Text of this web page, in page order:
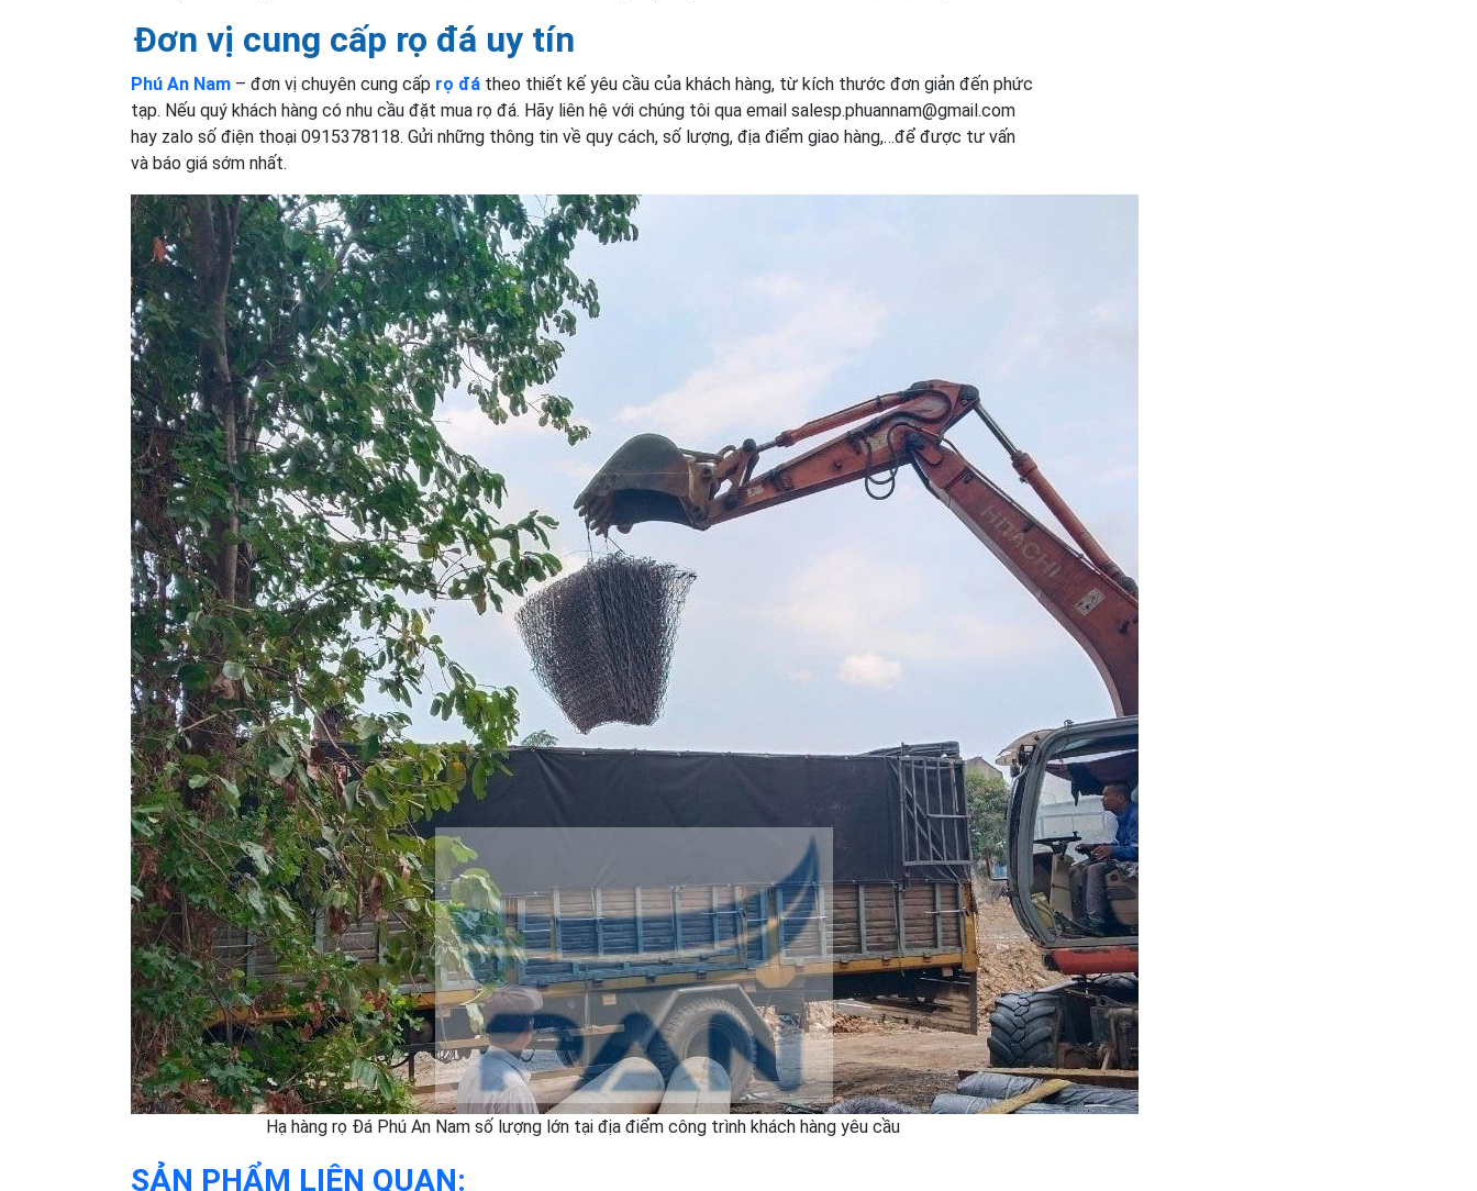
Đơn vị cung cấp rọ đá uy tín
Phú An Nam – đơn vị chuyên cung cấp rọ đá theo thiết kế yêu cầu của khách hàng, từ kích thước đơn giản đến phức
tạp. Nếu quý khách hàng có nhu cầu đặt mua rọ đá. Hãy liên hệ với chúng tôi qua email salesp.phuannam@gmail.com
hay zalo số điện thoại 0915378118. Gửi những thông tin về quy cách, số lượng, địa điểm giao hàng,…để được tư vấn
và báo giá sớm nhất.
Hạ hàng rọ Đá Phú An Nam số lượng lớn tại địa điểm công trình khách hàng yêu cầu
SẢN PHẨM LIÊN QUAN: